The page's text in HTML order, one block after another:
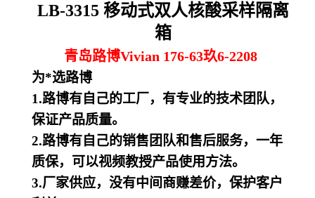
LB-3315 移动式双人核酸采样隔离
箱
青岛路博Vivian 176-63玖6-2208
为*选路博
1.路博有自己的工厂，有专业的技术团队，
保证产品质量。
2.路博有自己的销售团队和售后服务，一年
质保，可以视频教授产品使用方法。
3.厂家供应，没有中间商赚差价，保护客户